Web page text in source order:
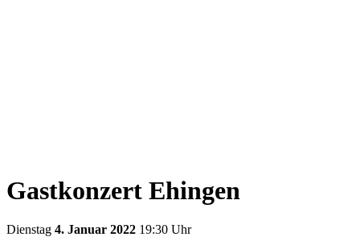
Gastkonzert Ehingen
Dienstag 4. Januar 2022 19:30 Uhr